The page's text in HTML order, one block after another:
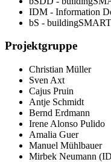
IDM - Information
bS - buildingSMART
Projektgruppe
Christian Müller
Sven Axt
Cajus Pruin
Antje Schmidt
Bernd Erdmann
Irene Alonso Pulido
Amalia Guer
Manuel Mühlbauer
Mirbek Neumann